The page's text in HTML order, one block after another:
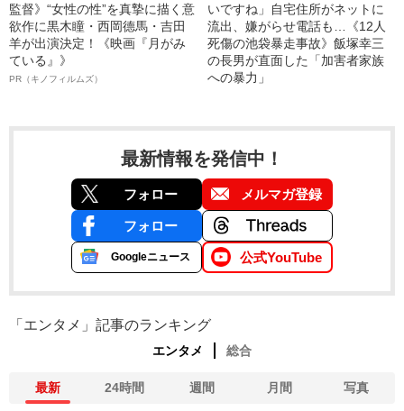
監督》“女性の性”を真摯に描く意
欲作に黒木瞳・西岡德馬・吉田
羊が出演決定！《映画『月がみ
ている』》
PR（キノフィルムズ）
いですね」自宅住所がネットに
流出、嫌がらせ電話も…《12人
死傷の池袋暴走事故》飯塚幸三
の長男が直面した「加害者家族
への暴力」
最新情報を発信中！
フォロー メルマガ登録
フォロー
Googleニュース 公式YouTube
「エンタメ」記事のランキング
エンタメ 総合
最新 24時間 週間 月間 写真